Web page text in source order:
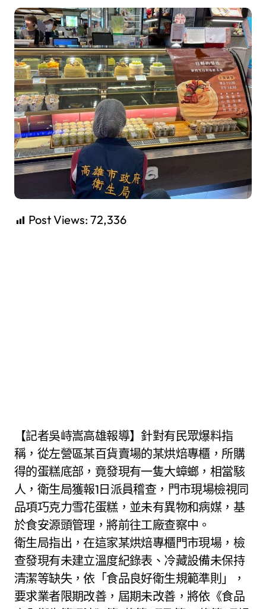
Post Views: 72,336
【記者吳峙嵩高雄報導】針對有民眾爆料指
稱，從左營區某百貨賣場的某烘焙專櫃，所購
得的蛋糕底部，竟發現有一隻大蟑螂，相當駭
人，衛生局獲報1日派員稽查，門市現場檢視同
品項巧克力雪花蛋糕，並未有異物和病媒，基
於食安源頭管理，將前往工廠查察中。
衛生局指出，在這家某烘焙專櫃門市現場，檢
查發現有未建立溫度紀錄表、冷藏設備未保持
清潔等缺失，依「食品良好衛生規範準則」，
要求業者限期改善，屆期未改善，將依《食品